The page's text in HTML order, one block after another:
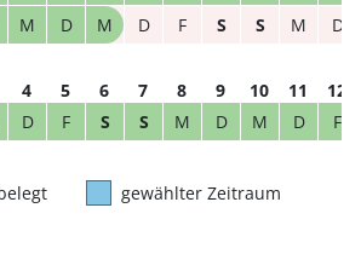
M D M D F S S M D
4 5 6 7 8 9 10 11
12
D F S S M D M D F
gewählter Zeitraum